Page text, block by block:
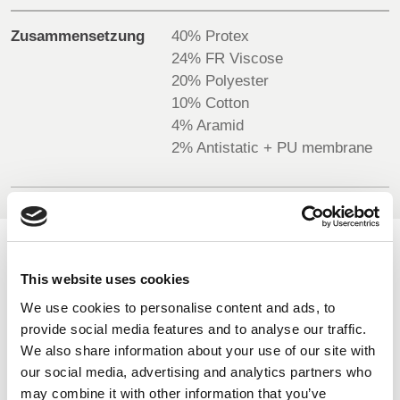
This website uses cookies
We use cookies to personalise content and ads, to
provide social media features and to analyse our traffic.
We also share information about your use of our site with
our social media, advertising and analytics partners who
may combine it with other information that you’ve
BELGIUM,
UK, NORTHERN
IRELAND &
REPUBLIC OF
IRELAND
Zusammensetzung
40% Protex
24% FR Viscose
20% Polyester
10% Cotton
4% Aramid
2% Antistatic + PU membrane
On-line Farben - Bitte kontaktieren Sie uns für Informationen
über neue Ergänzungen der Farbpalette , die über den
speziellen Farbstoff-Service einschließlich derjenigen, die
auf Aufträge Mindest meterage unterliegen können